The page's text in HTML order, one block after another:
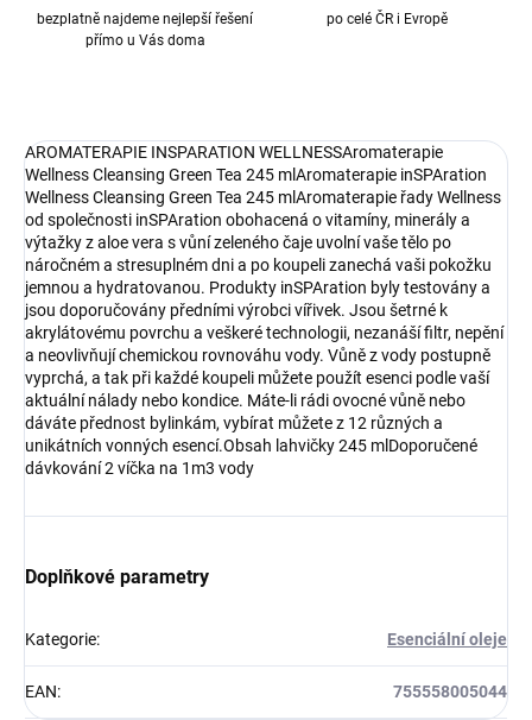
bezplatně najdeme nejlepší řešení
přímo u Vás doma
po celé ČR i Evropě
AROMATERAPIE INSPARATION WELLNESSAromaterapie
Wellness Cleansing Green Tea 245 mlAromaterapie inSPAration
Wellness Cleansing Green Tea 245 mlAromaterapie řady Wellness
od společnosti inSPAration obohacená o vitamíny, minerály a
výtažky z aloe vera s vůní zeleného čaje uvolní vaše tělo po
náročném a stresuplném dni a po koupeli zanechá vaši pokožku
jemnou a hydratovanou. Produkty inSPAration byly testovány a
jsou doporučovány předními výrobci vířivek. Jsou šetrné k
akrylátovému povrchu a veškeré technologii, nezanáší filtr, nepění
a neovlivňují chemickou rovnováhu vody. Vůně z vody postupně
vyprchá, a tak při každé koupeli můžete použít esenci podle vaší
aktuální nálady nebo kondice. Máte-li rádi ovocné vůně nebo
dáváte přednost bylinkám, vybírat můžete z 12 různých a
unikátních vonných esencí.Obsah lahvičky 245 mlDoporučené
dávkování 2 víčka na 1m3 vody
Doplňkové parametry
Kategorie: Esenciální oleje
EAN: 755558005044